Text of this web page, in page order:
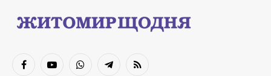
FacebookYouTubeWhatsAppTelegramRSS